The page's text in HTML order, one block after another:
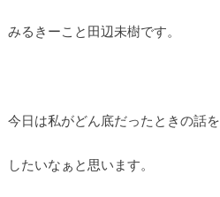
みるきーこと田辺未樹です。
今日は私がどん底だったときの話を
したいなぁと思います。